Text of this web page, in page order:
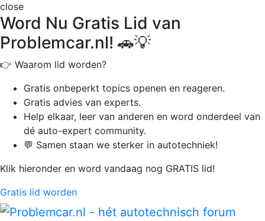
close
Word Nu Gratis Lid van
Problemcar.nl! 🚗💡
👉 Waarom lid worden?
Gratis onbeperkt topics openen en reageren.
Gratis advies van experts.
Help elkaar, leer van anderen en word onderdeel van
dé auto-expert community.
💬 Samen staan we sterker in autotechniek!
Klik hieronder en word vandaag nog GRATIS lid!
Gratis lid worden